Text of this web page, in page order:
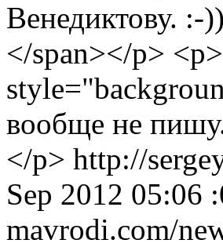
Венедиктову.
</span></p>
вообще не
</p> http://
Sep 2012 05:06
mavrodi.com/